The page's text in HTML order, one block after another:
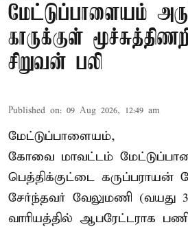
மேட்டுப்பாளையம்
காருக்குள்
சிறுவன் பலி
Published on: 09 Aug 2026, 12:49 am
மேட்டுப்பாளையம்,
கோவை மாவட்டம்
பெத்திக்குட்டை கருப்பராயன்
சேர்ந்தவர் வேலுமணி (வயது
வாரியத்தில் ஆபரேட்டராக